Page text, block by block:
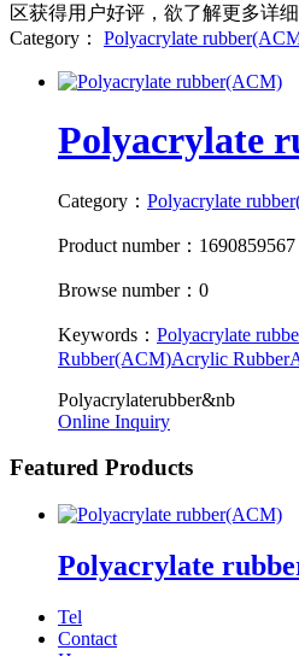
区获得用户好评，欲了解更多详
Category：
Polyacrylate
Polyacrylate
Category： Polyacrylate
Product number：1690859567
Browse number：0
Keywords： Polyacrylate
Rubber(ACM)Acrylic Rubber
Polyacrylaterubber&nb
Online Inquiry
Featured Products
Polyacrylate
Tel
Contact